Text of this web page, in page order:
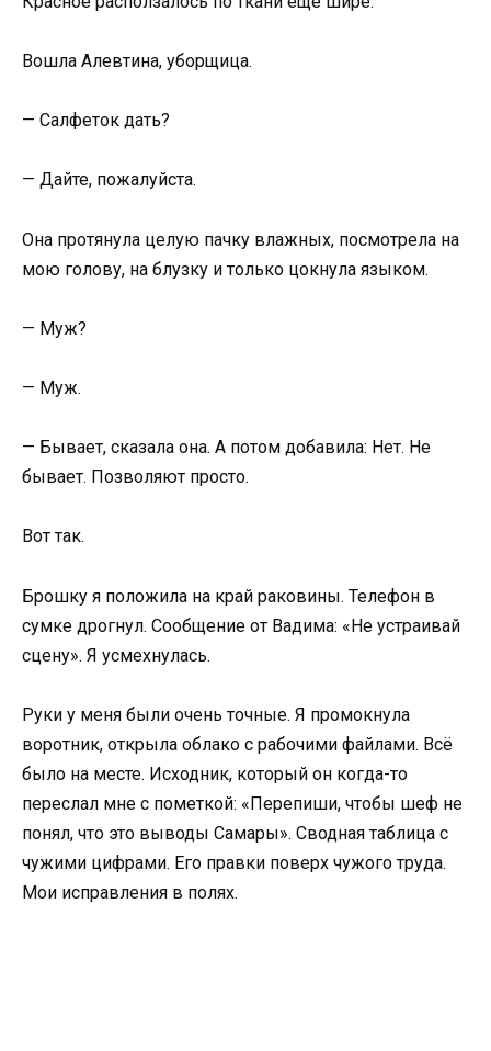
Вошла Алевтина, уборщица.
— Салфеток дать?
— Дайте, пожалуйста.
Она протянула целую пачку влажных, посмотрела на
мою голову, на блузку и только цокнула языком.
— Муж?
— Муж.
— Бывает, сказала она. А потом добавила: Нет. Не
бывает. Позволяют просто.
Вот так.
Брошку я положила на край раковины. Телефон в
сумке дрогнул. Сообщение от Вадима: «Не устраивай
сцену». Я усмехнулась.
Руки у меня были очень точные. Я промокнула
воротник, открыла облако с рабочими файлами. Всё
было на месте. Исходник, который он когда-то
переслал мне с пометкой: «Перепиши, чтобы шеф не
понял, что это выводы Самары». Сводная таблица с
чужими цифрами. Его правки поверх чужого труда.
Мои исправления в полях.